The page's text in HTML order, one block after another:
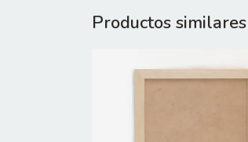
Productos similares